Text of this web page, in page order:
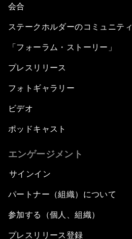
会合
ステークホルダーのコミュニティ
「フォーラム・ストーリー」
プレスリリース
フォトギャラリー
ビデオ
ポッドキャスト
エンゲージメント
サインイン
パートナー（組織）について
参加する（個人、組織）
プレスリリース登録